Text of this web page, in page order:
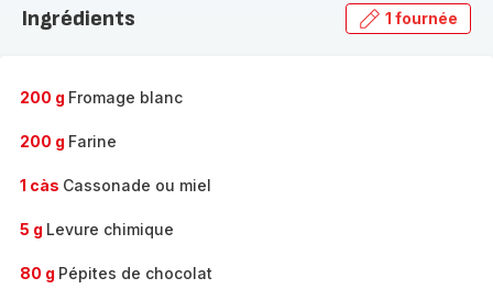
Ingrédients 1 fournée
200 g Fromage blanc
200 g Farine
1 càs Cassonade ou miel
5 g Levure chimique
80 g Pépites de chocolat